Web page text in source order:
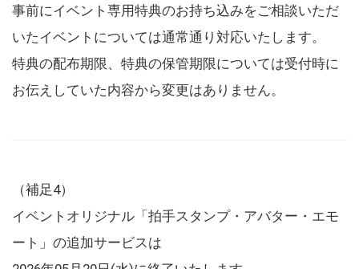
事前にイベント専用特典のお持ち込みをご相談いただ
いたイベントについては通常通り対応いたします。
特典の配布期限、特典の保管期限については受付時に
お伝えしていた内容から変更はありません。
（補足4）
イベントオリジナル「拍手スタンプ・アバター・エモ
ート」の追加サービスは